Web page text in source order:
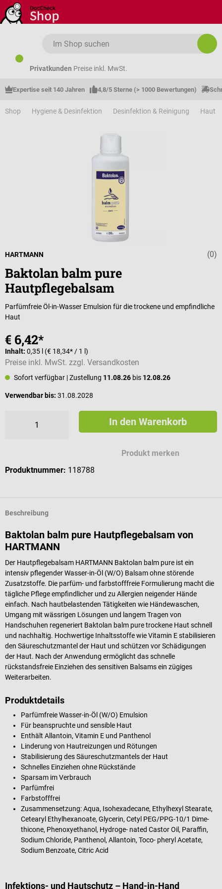
Zum Hauptinhalt springen
Privatkunden Preise inkl. MwSt.
Expertise seit 140 Jahren 4,8/5 Sterne (> 1000 Bewertungen)
Shop Hygiene & Desinfektion Desinfektion & Reinigung Haut
(0)
HARTMANN
Baktolan balm pure
Hautpflegebalsam
Parfümfreie Öl-in-Wasser Emulsion für die trockene und empfindliche
Haut
€ 6,42*
Inhalt: 0,35 l (€ 18,34* / 1 l)
Preise inkl. MwSt. zzgl. Versandkosten
Sofort verfügbar | Zustellung 11.08.26 bis 12.08.26
Verwendbar bis: 31.08.2028
In den Warenkorb
Produkt merken
Produktnummer: 118788
Beschreibung
Baktolan balm pure Hautpflegebalsam von
HARTMANN
Der Hautpflegebalsam HARTMANN Baktolan balm pure ist ein
intensiv pflegender Wasser-in-Öl (W/O) Balsam ohne störende
Zusatzstoffe. Die parfüm- und farbstofffreie Formulierung macht die
tägliche Pflege empfindlicher und zu Allergien neigender Hände
einfach. Nach hautbelastenden Tätigkeiten wie Händewaschen,
Umgang mit wässrigen Lösungen und langem Tragen von
Handschuhen regeneriert Baktolan balm pure trockene Haut schnell
und nachhaltig. Hochwertige Inhaltsstoffe wie Vitamin E stabilisieren
den Säureschutzmantel der Haut und schützen vor Schädigungen
der Haut. Nach der Anwendung ermöglicht das schnelle
rückstandsfreie Einziehen des sensitiven Balsams ein zügiges
Weiterarbeiten.
Produktdetails
Parfümfreie Wasser-in-Öl (W/O) Emulsion
Für beanspruchte und sensible Haut
Enthält Allantoin, Vitamin E und Panthenol
Linderung von Hautreizungen und Rötungen
Stabilisierung des Säureschutzmantels der Haut
Schnelles Einziehen ohne Rückstände
Sparsam im Verbrauch
Parfümfrei
Farbstofffrei
Zusammensetzung: Aqua, Isohexadecane, Ethylhexyl Stearate,
Cetearyl Ethylhexanoate, Glycerin, Cetyl PEG/PPG-10/1 Dime-
thicone, Phenoxyethanol, Hydroge- nated Castor Oil, Paraffin,
Sodium Chloride, Panthenol, Allantoin, Toco- pheryl Acetate,
Sodium Benzoate, Citric Acid
Infektions- und Hautschutz – Hand-in-Hand